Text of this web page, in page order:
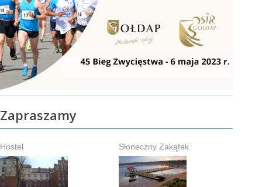
Zapraszamy
Hostel Słoneczny Zakątek